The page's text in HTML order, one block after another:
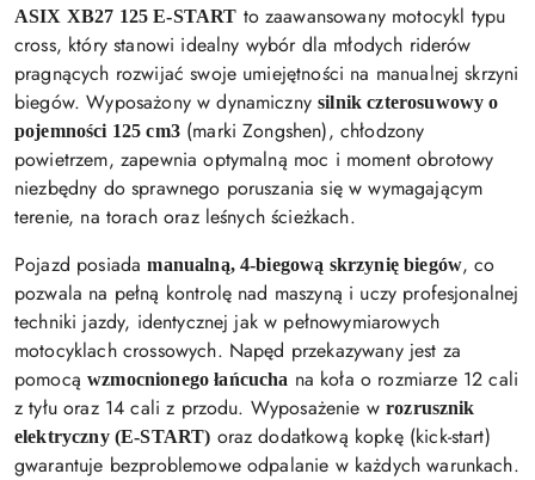
ASIX XB27 125 E-START to zaawansowany motocykl typu
cross, który stanowi idealny wybór dla młodych riderów
pragnących rozwijać swoje umiejętności na manualnej skrzyni
biegów. Wyposażony w dynamicznysilnik czterosuwowy o
pojemności 125 cm3(marki Zongshen), chłodzony
powietrzem, zapewnia optymalną moc i moment obrotowy
niezbędny do sprawnego poruszania się w wymagającym
terenie, na torach oraz leśnych ścieżkach.
Pojazd posiadamanualną, 4-biegową skrzynię biegów, co
pozwala na pełną kontrolę nad maszyną i uczy profesjonalnej
techniki jazdy, identycznej jak w pełnowymiarowych
motocyklach crossowych. Napęd przekazywany jest za
pomocąwzmocnionego łańcucha na koła o rozmiarze 12 cali
z tyłu oraz 14 cali z przodu. Wyposażenie wrozrusznik
elektryczny (E-START) oraz dodatkową kopkę (kick-start)
gwarantuje bezproblemowe odpalanie w każdych warunkach.